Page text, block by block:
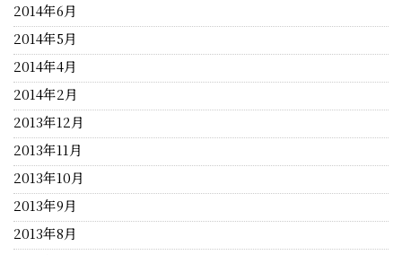
2014年6月
2014年5月
2014年4月
2014年2月
2013年12月
2013年11月
2013年10月
2013年9月
2013年8月